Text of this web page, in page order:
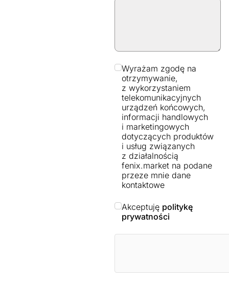
Wyrażam zgodę na
otrzymywanie,
z wykorzystaniem
telekomunikacyjnych
urządzeń końcowych,
informacji handlowych
i marketingowych
dotyczących produktów
i usług związanych
z działalnością
fenix.market na podane
przeze mnie dane
kontaktowe
Akceptuję politykę
prywatności